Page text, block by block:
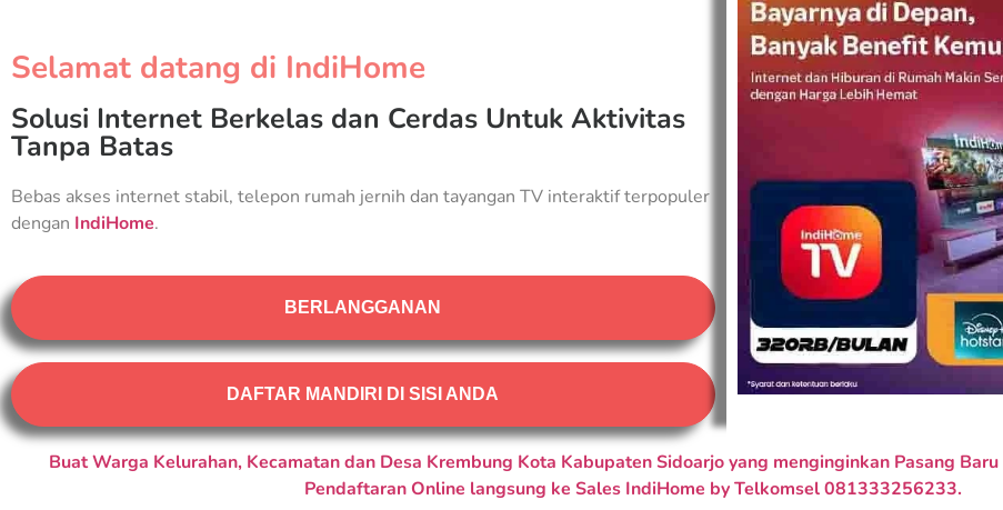
Selamat datang di IndiHome
Solusi Internet Berkelas dan Cerdas Untuk Aktivitas
Tanpa Batas
Bebas akses internet stabil, telepon rumah jernih dan tayangan TV interaktif terpopuler
dengan IndiHome.
BERLANGGANAN
DAFTAR MANDIRI DI SISI ANDA
Buat Warga Kelurahan, Kecamatan dan Desa Krembung Kota Kabupaten Sidoarjo yang menginginkan Pasang
Pendaftaran Online langsung ke Sales IndiHome by Telkomsel 081333256233.